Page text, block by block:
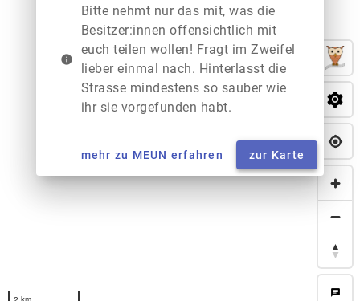
chat
info
Bitte nehmt nur das mit, was die
Besitzer:innen offensichtlich mit
euch teilen wollen! Fragt im Zweifel
lieber einmal nach. Hinterlasst die
Strasse mindestens so sauber wie
ihr sie vorgefunden habt.
mehr zu MEUN erfahren zur Karte